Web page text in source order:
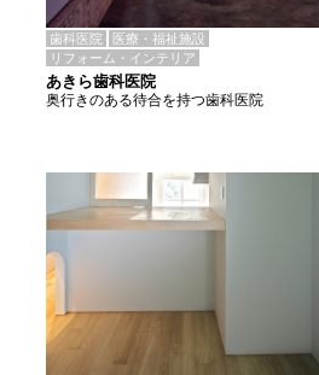
歯科医院
医療・福祉施設
リフォーム・インテリア
あきら歯科医院
奥行きのある待合を持つ歯科医院